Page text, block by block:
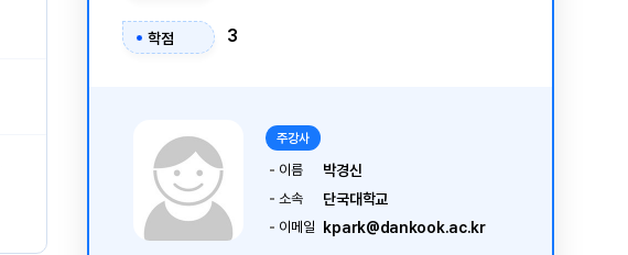
학점 3
주강사
이름 박경신
소속 단국대학교
이메일 kpark@dankook.ac.kr